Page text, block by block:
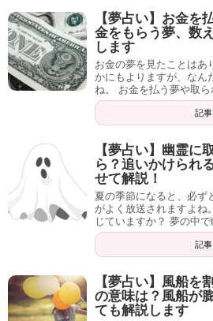
【夢占い】お金を
金をもらう夢、数
します
お金の夢を見たことはあ
かにもよりますが、なん
ね。 お金を払う夢や取
記
【夢占い】幽霊に
ら？追いかけられ
せて解説！
夏の季節になると、必ず
がよく放送されますよね
じていますか？ 夢の中
記
【夢占い】風船を
の意味は？風船が
ても解説します